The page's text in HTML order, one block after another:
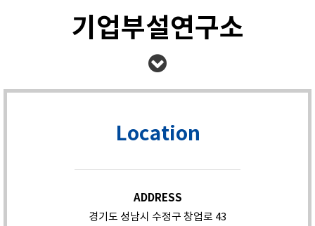
기업부설연구소
Location
ADDRESS
경기도 성남시 수정구 창업로 43